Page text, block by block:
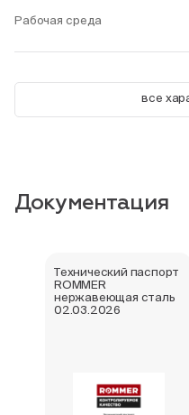
Рабочая среда
все
Документация
Технический паспорт
ROMMER
нержавеющая сталь
02.03.2026